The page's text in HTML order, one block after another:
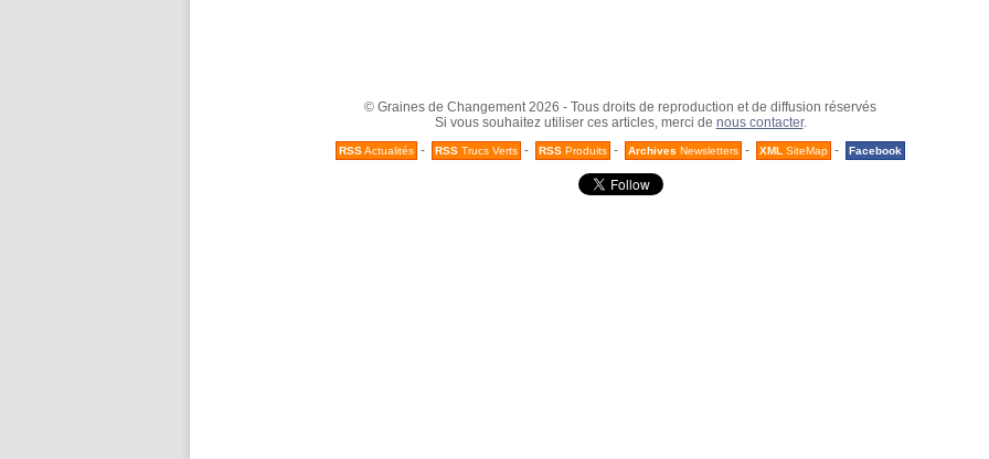
© Graines de Changement 2026 - Tous droits de reproduction et de diffusion réservés
Si vous souhaitez utiliser ces articles, merci de nous contacter.
RSSActualités - RSS Trucs Verts - RSS Produits - Archives Newsletters - XML SiteMap - Facebook